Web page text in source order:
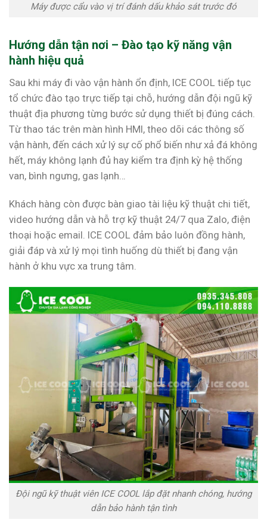
Máy được cẩu vào vị trí đánh dấu khảo sát trước đó
Hướng dẫn tận nơi – Đào tạo kỹ năng vận
hành hiệu quả
Sau khi máy đi vào vận hành ổn định, ICE COOL tiếp tục
tổ chức đào tạo trực tiếp tại chỗ, hướng dẫn đội ngũ kỹ
thuật địa phương từng bước sử dụng thiết bị đúng cách.
Từ thao tác trên màn hình HMI, theo dõi các thông số
vận hành, đến cách xử lý sự cố phổ biến như xả đá không
hết, máy không lạnh đủ hay kiểm tra định kỳ hệ thống
van, bình ngưng, gas lạnh…
Khách hàng còn được bàn giao tài liệu kỹ thuật chi tiết,
video hướng dẫn và hỗ trợ kỹ thuật 24/7 qua Zalo, điện
thoại hoặc email. ICE COOL đảm bảo luôn đồng hành,
giải đáp và xử lý mọi tình huống dù thiết bị đang vận
hành ở khu vực xa trung tâm.
Đội ngũ kỹ thuật viên ICE COOL lắp đặt nhanh chóng, hướng
dẫn bảo hành tận tình